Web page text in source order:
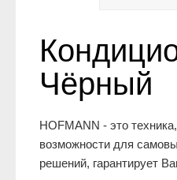
Чёрный
HOFMANN - это
возможности для
решений, гарантирует